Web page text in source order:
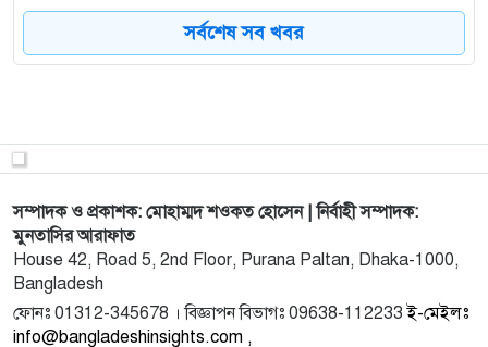
দক্ষিণ কোরিয়ার রাজধানী সিউলে বাংলাদেশ আওয়ামী
8
9
বিতর্কিত রাকসু নির্বাচন: মাসুদ হত্যা মামলার প্রধান আসামি
সাল
10
সীতাকুণ্ডে শ্যামাপূজার মণ্ডপে সাংবাদিকের ওপর
সাম্প্রদায়িক হা
11
সর্বশেষ সব খবর
সম্পাদক ও প্রকাশক: মোহাম্মদ শওকত হোসেন | নির্বাহী সম্পাদক:
মুনতাসির আরাফাত
House 42, Road 5, 2nd Floor, Purana Paltan, Dhaka-1000,
Bangladesh
ফোনঃ 01312-345678 । বিজ্ঞাপন বিভাগঃ 09638-112233ই-মেইলঃ
info@bangladeshinsights.com ,